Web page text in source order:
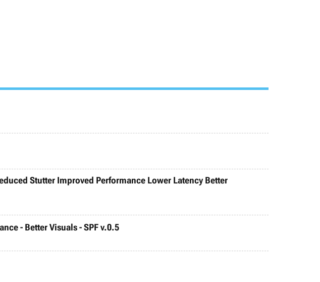
Stutter Improved Performance Lower Latency Better
- Better Visuals - SPF v.0.5